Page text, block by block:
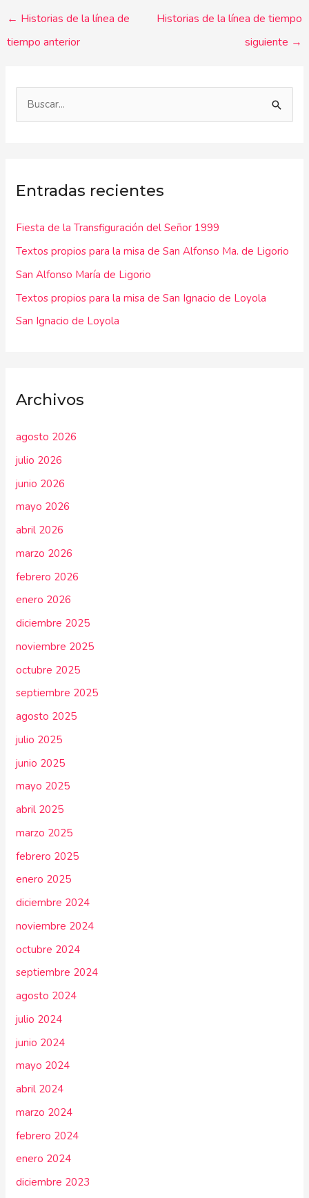
← Historias de la línea de
tiempo anterior
Historias de la línea de tiempo
siguiente →
a
p
o
r
:
Entradas recientes
Fiesta de la Transfiguración del Señor 1999
Textos propios para la misa de San Alfonso Ma. de Ligorio
San Alfonso María de Ligorio
Textos propios para la misa de San Ignacio de Loyola
San Ignacio de Loyola
Archivos
agosto 2026
julio 2026
junio 2026
mayo 2026
abril 2026
marzo 2026
febrero 2026
enero 2026
diciembre 2025
noviembre 2025
octubre 2025
septiembre 2025
agosto 2025
julio 2025
junio 2025
mayo 2025
abril 2025
marzo 2025
febrero 2025
enero 2025
diciembre 2024
noviembre 2024
octubre 2024
septiembre 2024
agosto 2024
julio 2024
junio 2024
mayo 2024
abril 2024
marzo 2024
febrero 2024
enero 2024
diciembre 2023